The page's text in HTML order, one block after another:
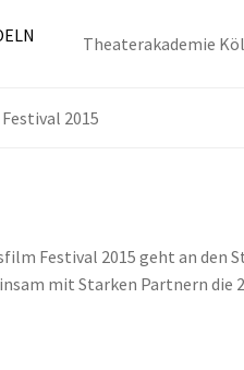
Theaterakademie
2015
Festival 2015 geht an
mit Starken Partnern die